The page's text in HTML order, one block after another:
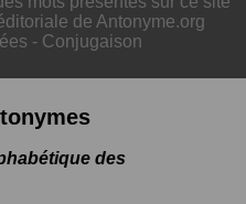
de Antonyme.org
- Conjugaison
des